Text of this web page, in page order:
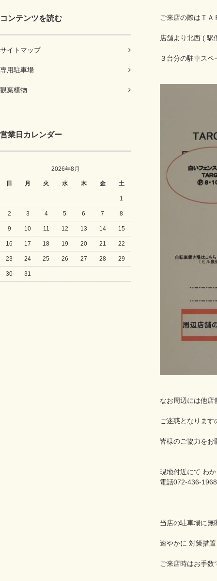
コンテンツを読む
サイトマップ
専用駐車場
観葉植物
営業日カレンダー
2026年8月
日 月 火 水 木 金 土
1
2 3 4 5 6 7 8
9 10 11 12 13 14 15
16 17 18 19 20 21 22
23 24 25 26 27 28 29
30 31
ご来店の際はＴ
店舗より北西 ( 駅
３台分の駐車ス
なお周辺には他店
ご迷惑となりま
皆様のご協力をお
現地付近にて わ
電話072-436-1968
当店の駐車場に無
速やかに 対策措
ご来店時はお手